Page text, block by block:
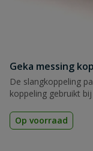
Type
Vorstbestendig
Geka messing
De slangkoppeling
koppeling gebruikt
Op voorraad